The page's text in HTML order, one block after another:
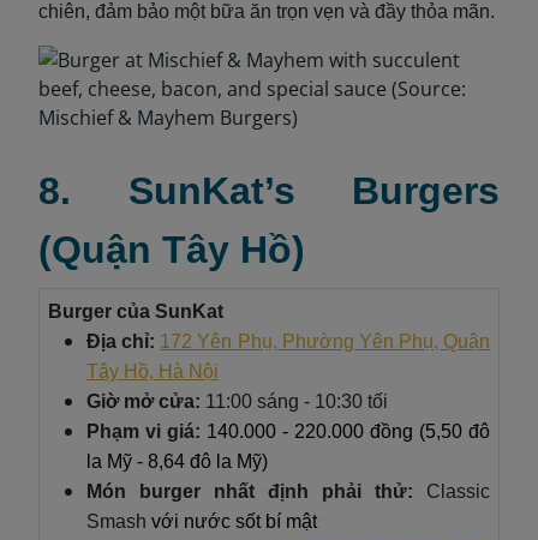
chiên, đảm bảo một bữa ăn trọn vẹn và đầy thỏa mãn.
8. SunKat’s Burgers
(Quận Tây Hồ)
Burger của SunKat
Địa chỉ: 172 Yên Phụ, Phường Yên Phụ, Quận
Tây Hồ, Hà Nội
Giờ mở cửa: 11:00 sáng - 10:30 tối
Phạm vi giá: 140.000 - 220.000 đồng (5,50 đô
la Mỹ - 8,64 đô la Mỹ)
Món burger nhất định phải thử: Classic
Smash với nước sốt bí mật